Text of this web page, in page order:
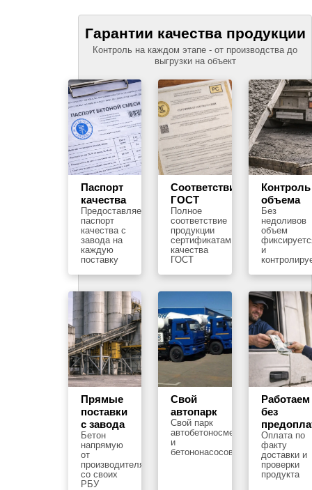
Гарантии качества продукции
Контроль на каждом этапе - от производства до
выгрузки на объект
Паспорт
качества
Предоставляем
паспорт
качества с
завода на
каждую
поставку
Соответствие
ГОСТ
Полное
соответствие
продукции
сертификатам
качества
ГОСТ
Контроль
объема
Без
недоливов
объем
и
Прямые
поставки
с завода
Бетон
напрямую
от
производителя
со своих
РБУ
Свой
автопарк
Свой парк
автобетоносмесителей
и
бетононасосов
Работаем
без
Оплата по
факту
доставки и
проверки
продукта